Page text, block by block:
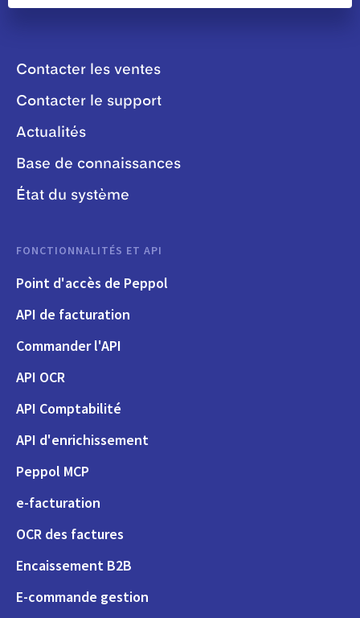
Contacter les ventes
Contacter le support
Actualités
Base de connaissances
État du système
FONCTIONNALITÉS ET API
Point d'accès de Peppol
API de facturation
Commander l'API
API OCR
API Comptabilité
API d'enrichissement
Peppol MCP
e-facturation
OCR des factures
Encaissement B2B
E-commande gestion